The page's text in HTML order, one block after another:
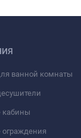
ванной комнаты